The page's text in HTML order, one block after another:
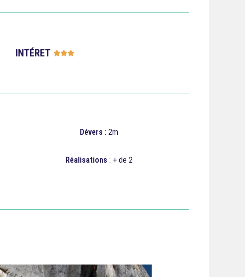
INTÉRET 
Dévers : 2m
Réalisations : + de 2